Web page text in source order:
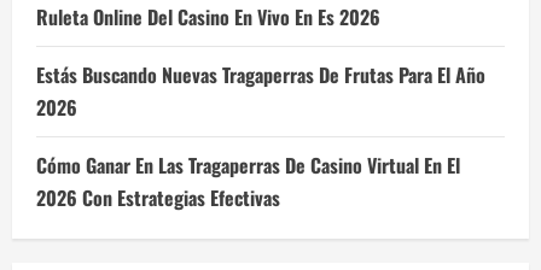
Ruleta Online Del Casino En Vivo En Es 2026
Estás Buscando Nuevas Tragaperras De Frutas Para El Año
2026
Cómo Ganar En Las Tragaperras De Casino Virtual En El
2026 Con Estrategias Efectivas